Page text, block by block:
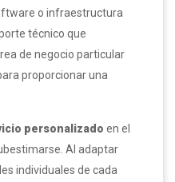
o infraestructura
técnico que
de negocio particular
proporcionar una
personalizado en el
Al adaptar
individuales de cada